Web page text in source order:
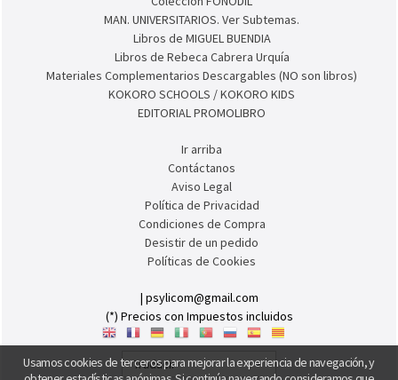
Colección AULA INCLUSIVA
Colección Inclusi-ON
Colección AUTISMIND
Coleçao AUTISMIND. Edição portuguesa.
Colección FONODIL
MAN. UNIVERSITARIOS. Ver Subtemas.
Libros de MIGUEL BUENDIA
Materiales Complementarios Descargables (NO son libros)
KOKORO SCHOOLS / KOKORO KIDS
EDITORIAL PROMOLIBRO
Ir arriba
Contáctanos
Aviso Legal
Condiciones de Compra
Desistir de un pedido
Políticas de Cookies
Usamos cookies de terceros para mejorar la experiencia de navegación, y